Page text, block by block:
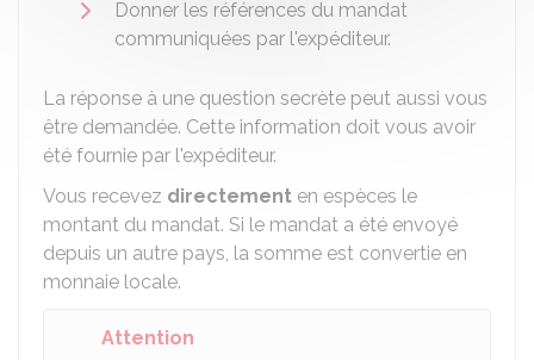
Donner les références du mandat
communiquées par l'expéditeur.
La réponse à une question secrète peut aussi vous
être demandée. Cette information doit vous avoir
été fournie par l'expéditeur.
Vous recevez directement en espèces le
montant du mandat. Si le mandat a été envoyé
depuis un autre pays, la somme est convertie en
monnaie locale.
Attention